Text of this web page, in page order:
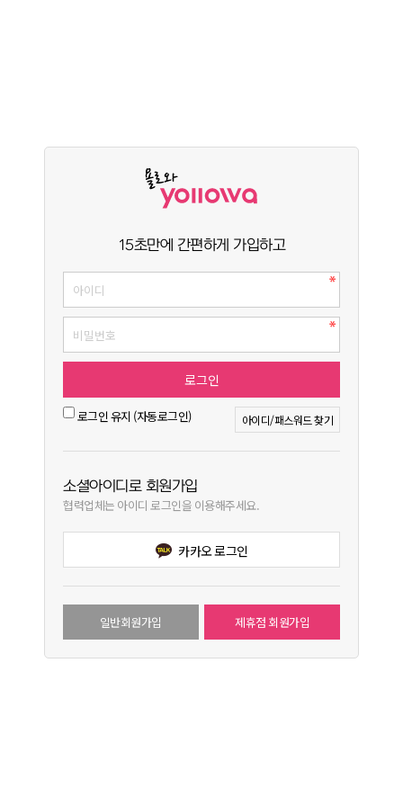
15초만에 간편하게 가입하고
로그인 유지 (자동로그인) 아이디/패스워드 찾기
소셜아이디로 회원가입
협력업체는 아이디 로그인을 이용해주세요.
카카오 로그인
일반회원가입 제휴점 회원가입